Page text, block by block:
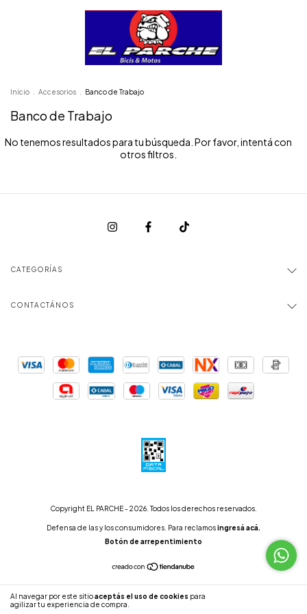
Al navegar por este sitioaceptás el uso de cookies para
agilizar tu experiencia de compra.
Inicio Accesorios Banco de Trabajo
Banco de Trabajo
No tenemos resultados para tu búsqueda. Por favor, intentá con
otros filtros.
CATEGORÍAS
CONTACTÁNOS
Copyright EL PARCHE - 2026. Todos los derechos reservados.
Defensa de las y los consumidores. Para reclamosingresá acá.
Botón de arrepentimiento